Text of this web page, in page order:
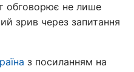
обговорює не лише
зрив через запитання
з посиланням на